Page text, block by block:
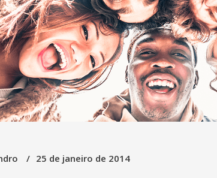
25 de janeiro de 2014